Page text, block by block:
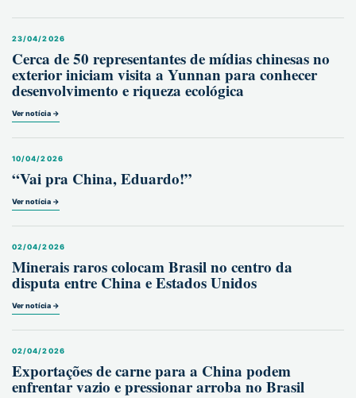
23/04/2026
Cerca de 50 representantes de mídias chinesas no
exterior iniciam visita a Yunnan para conhecer
desenvolvimento e riqueza ecológica
Ver notícia →
10/04/2026
“Vai pra China, Eduardo!”
Ver notícia →
02/04/2026
Minerais raros colocam Brasil no centro da
disputa entre China e Estados Unidos
Ver notícia →
02/04/2026
Exportações de carne para a China podem
enfrentar vazio e pressionar arroba no Brasil